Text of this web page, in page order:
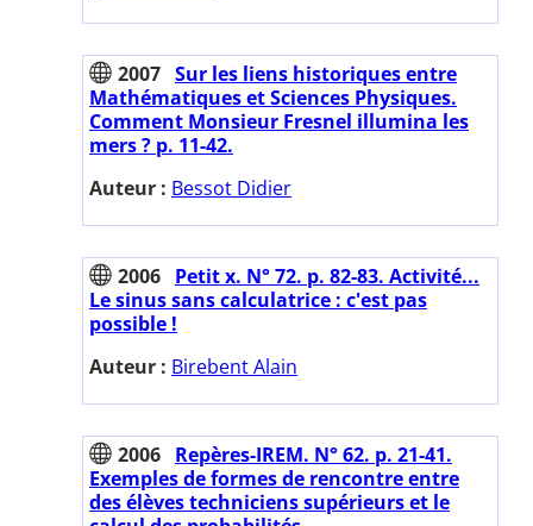
2007 Sur les liens historiques entre
Mathématiques et Sciences Physiques.
Comment Monsieur Fresnel illumina les
mers ? p. 11-42.
Auteur : Bessot Didier
2006 Petit x. N° 72. p. 82-83. Activité...
Le sinus sans calculatrice : c'est pas
possible !
Auteur : Birebent Alain
2006 Repères-IREM. N° 62. p. 21-41.
Exemples de formes de rencontre entre
des élèves techniciens supérieurs et le